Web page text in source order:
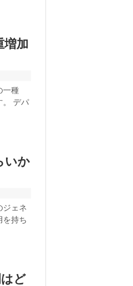
増加
一種
。 デパ
いか
ジェネ
を持ち
ど